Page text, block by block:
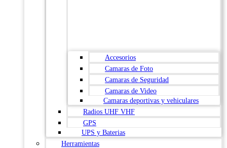
Accesorios
Camaras de Foto
Camaras de Seguridad
Camaras de Video
Camaras deportivas y vehiculares
Radios UHF VHF
GPS
UPS y Baterias
Herramientas